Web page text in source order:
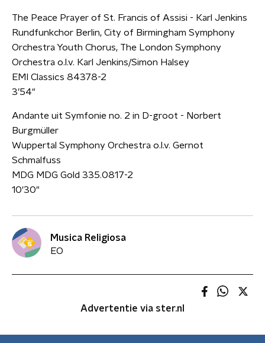
The Peace Prayer of St. Francis of Assisi - Karl Jenkins
Rundfunkchor Berlin, City of Birmingham Symphony
Orchestra Youth Chorus, The London Symphony
Orchestra o.l.v. Karl Jenkins/Simon Halsey
EMI Classics 84378-2
3’54"
Andante uit Symfonie no. 2 in D-groot - Norbert
Burgmüller
Wuppertal Symphony Orchestra o.l.v. Gernot
Schmalfuss
MDG MDG Gold 335.0817-2
10'30"
Musica Religiosa
EO
Advertentie via ster.nl